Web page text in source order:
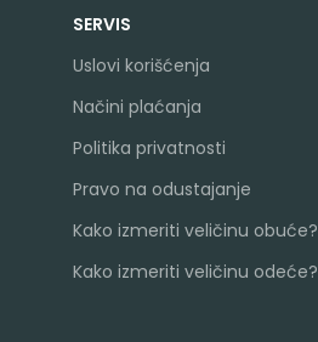
SERVIS
Uslovi korišćenja
Načini plaćanja
Politika privatnosti
Pravo na odustajanje
Kako izmeriti veličinu obuće?
Kako izmeriti veličinu odeće?